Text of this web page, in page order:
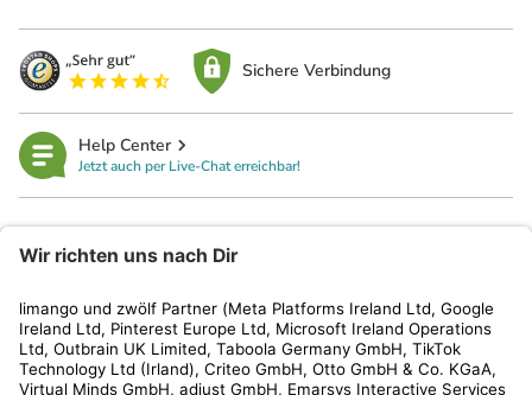
Sichere Verbindung
Help Center
Jetzt auch per Live-Chat erreichbar!
Kundenservice